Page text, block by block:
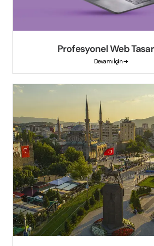
Profesyonel Web
Devamı İçin ➔